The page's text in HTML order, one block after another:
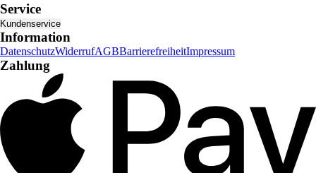
Service
Kundenservice
Information
DatenschutzWiderrufAGBBarrierefreiheitImpressum
Zahlung